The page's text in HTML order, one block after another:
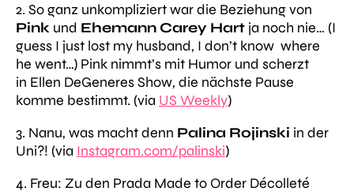
2. So ganz unkompliziert war die Beziehung von
Pink und Ehemann Carey Hart ja noch nie… (I
guess I just lost my husband, I don’t know where
he went…) Pink nimmt’s mit Humor und scherzt
in Ellen DeGeneres Show, die nächste Pause
komme bestimmt. (via US Weekly)
3. Nanu, was macht denn Palina Rojinski in der
Uni?! (via Instagram.com/palinski)
4. Freu: Zu den Prada Made to Order Décolleté